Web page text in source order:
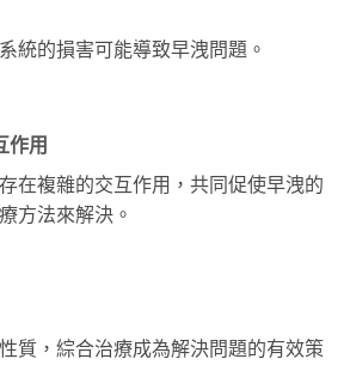
統的損害可能導致早洩問題。
作用
在複雜的交互作用，共同促使早洩的
方法來解決。
質，綜合治療成為解決問題的有效策